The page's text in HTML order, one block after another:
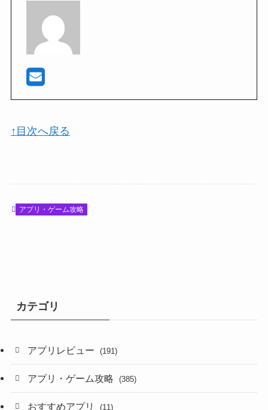
↑目次へ戻る
アプリ・ゲーム攻略
カテゴリ
アプリレビュー (191)
アプリ・ゲーム攻略 (385)
おすすめアプリ (11)